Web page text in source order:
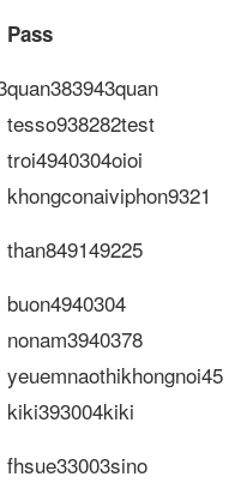
Pass
quan383943quan
tesso938282test
troi4940304oioi
khongconaiviphon9321
than849149225
buon4940304
nonam3940378
yeuemnaothikhongnoi45
kiki393004kiki
fhsue33003sino